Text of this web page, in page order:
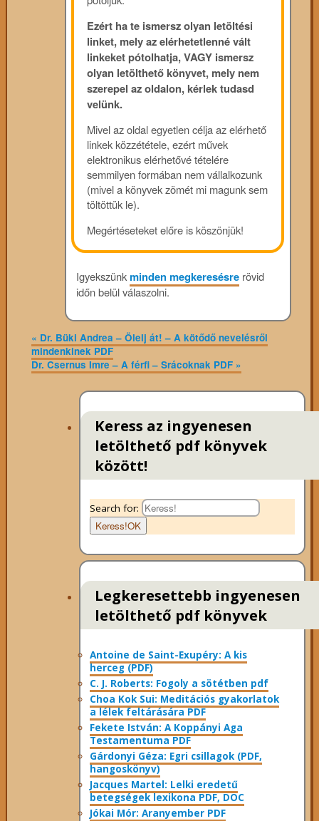
Ezért ha te ismersz olyan letöltési
linket, mely az elérhetetlenné vált
linkeket pótolhatja, VAGY ismersz
olyan letölthető könyvet, mely nem
szerepel az oldalon, kérlek tudasd
velünk.
Mivel az oldal egyetlen célja az elérhető
linkek közzététele, ezért művek
elektronikus elérhetővé tételére
semmilyen formában nem vállalkozunk
(mivel a könyvek zömét mi magunk sem
töltöttük le).
Megértéseteket előre is köszönjük!
Igyekszünkminden megkeresésre rövid
időn belül válaszolni.
« Dr. Büki Andrea – Ölelj át! – A kötődő nevelésről
mindenkinek PDF
Dr. Csernus Imre – A férfi – Srácoknak PDF »
Keress az ingyenesen
letölthető pdf könyvek
között!
Search for:
Keress!OK
Legkeresettebb ingyenesen
letölthető pdf könyvek
Antoine de Saint-Exupéry: A kis
herceg (PDF)
C. J. Roberts: Fogoly a sötétben pdf
Choa Kok Sui: Meditációs gyakorlatok
a lélek feltárására PDF
Fekete István: A Koppányi Aga
Testamentuma PDF
Gárdonyi Géza: Egri csillagok (PDF,
hangoskönyv)
Jacques Martel: Lelki eredetű
betegségek lexikona PDF, DOC
Jókai Mór: Aranyember PDF